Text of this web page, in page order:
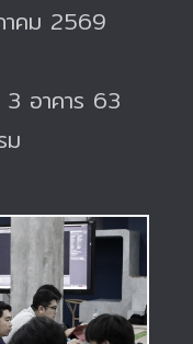
คม 2569
อาคาร 63
ม